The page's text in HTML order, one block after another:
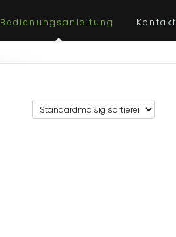
Bedienungsanleitung Kontakt